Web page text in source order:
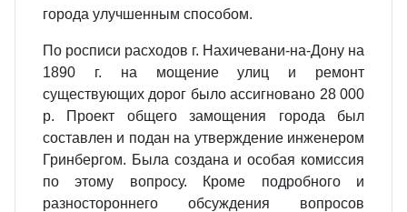
города улучшенным способом.
По росписи расходов г. Нахичевани-на-Дону на
1890 г. на мощение улиц и ремонт
существующих дорог было ассигновано 28 000
р. Проект общего замощения города был
составлен и подан на утверждение инженером
Гринбергом. Была создана и особая комиссия
по этому вопросу. Кроме подробного и
разностороннего обсуждения вопросов